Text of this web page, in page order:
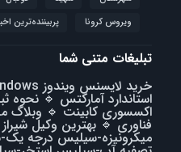
ویروس کرونا
پربیننده‌ترین
تبلیغات متنی شما
خرید لایسنس ویندوز Windows اورجینال
استاندارد آمارکتس 🔹نحوه
اکسسوری کابینت 🔹 وبلاگ
فناوری🔹 بهترین وکیل شیراز
میکرونیزه-سیلیس درجه